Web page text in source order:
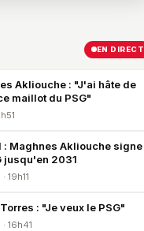
EN DIRECT
Akliouche : "J'ai hâte de
maillot du PSG"
: Maghnes Akliouche signe
jusqu'en 2031
19h11
: "Je veux le PSG"
16h41